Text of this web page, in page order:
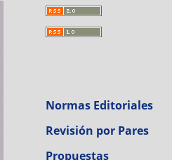
Normas Editoriales
Revisión por Pares
Propuestas